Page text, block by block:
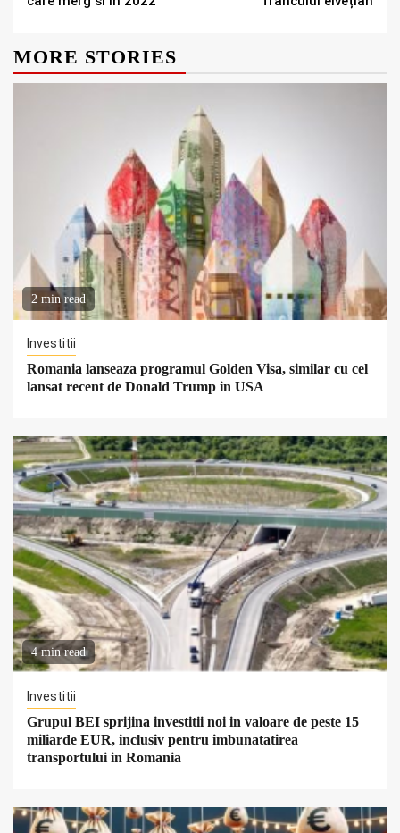
MORE STORIES
2 min read
Investitii
Romania lanseaza programul Golden Visa, similar cu cel
lansat recent de Donald Trump in USA
4 min read
Investitii
Grupul BEI sprijina investitii noi in valoare de peste 15
miliarde EUR, inclusiv pentru imbunatatirea
transportului in Romania